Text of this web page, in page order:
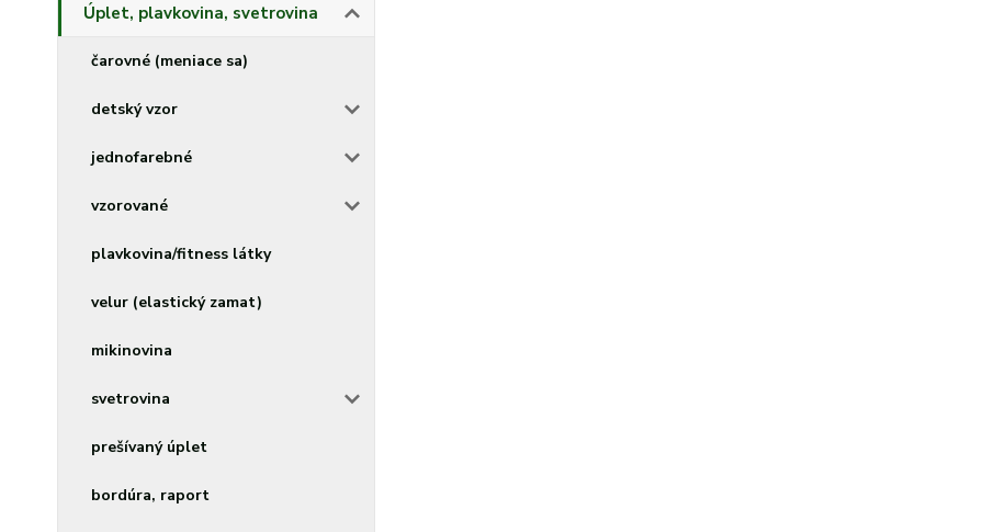
Úplet, plavkovina, svetrovina
čarovné (meniace sa)
detský vzor
jednofarebné
vzorované
plavkovina/fitness látky
velur (elastický zamat)
mikinovina
svetrovina
prešívaný úplet
bordúra, raport